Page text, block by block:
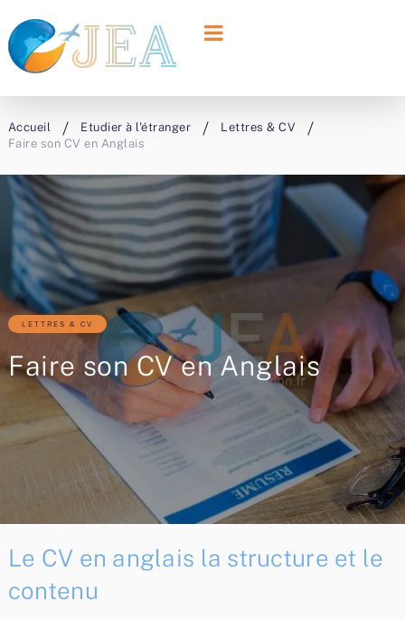
Accueil Etudier à l'étranger
Lettres & CV
Faire son CV en Anglais
LETTRES & CV
Faire son CV en Anglais
Le CV en anglais la structure et le
contenu